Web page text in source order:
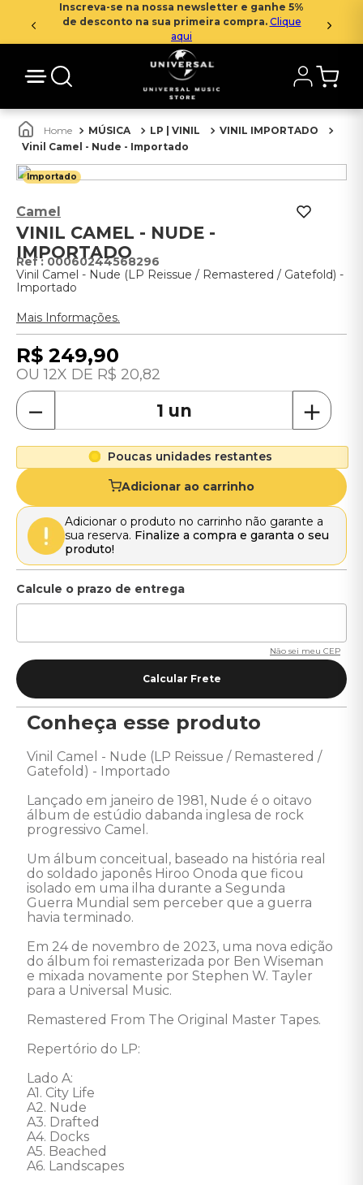
Inscreva-se na nossa newsletter e ganhe 5%
de desconto na sua primeira compra. Clique
aqui
MÚSICA LP | VINIL
VINIL IMPORTADO
Vinil Camel - Nude - Importado
Importado
Camel
VINIL CAMEL - NUDE -
IMPORTADO
: 00060244568296
Vinil Camel - Nude (LP Reissue / Remastered / Gatefold) -
Importado
Mais Informações.
R$ 249,90
12 R$ 20,82
＋
－
Poucas unidades restantes
Adicionar ao carrinho
Adicionar o produto no carrinho não garante a
sua reserva. Finalize a compra e garanta o seu
produto!
Não sei meu CEP
Conheça esse produto
Vinil Camel - Nude (LP Reissue / Remastered /
Gatefold) - Importado
Lançado em janeiro de 1981, Nude é o oitavo
álbum de estúdio dabanda inglesa de rock
progressivo Camel.
Um álbum conceitual, baseado na história real
do soldado japonês Hiroo Onoda que ficou
isolado em uma ilha durante a Segunda
Guerra Mundial sem perceber que a guerra
havia terminado.
Em 24 de novembro de 2023, uma nova edição
do álbum foi remasterizada por Ben Wiseman
e mixada novamente por Stephen W. Tayler
para a Universal Music.
Remastered From The Original Master Tapes.
Repertório do LP:
Lado A:
A1. City Life
A2. Nude
A3. Drafted
A4. Docks
A5. Beached
A6. Landscapes